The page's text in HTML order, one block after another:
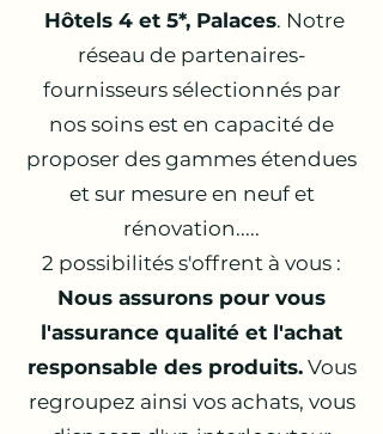
Hôtels 4 et 5*, Palaces. Notre
réseau de partenaires-
fournisseurs sélectionnés par
nos soins est en capacité de
proposer des gammes étendues
et sur mesure en neuf et
rénovation.....
2 possibilités s'offrent à vous :
Nous assurons pour vous
l'assurance qualité et l'achat
responsable des produits.Vous
regroupez ainsi vos achats, vous